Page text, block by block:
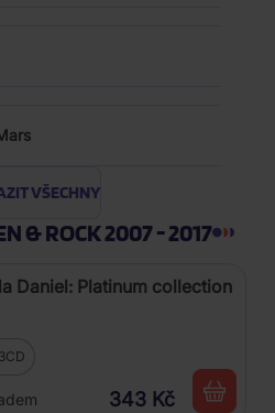
VŠECHNY
& ROCK 2007 - 2017
Daniel: Platinum collection
3CD
343 Kč